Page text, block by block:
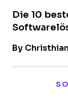
Die 10
By